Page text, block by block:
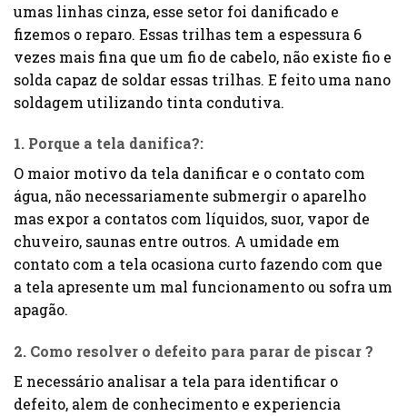
umas linhas cinza, esse setor foi danificado e
fizemos o reparo. Essas trilhas tem a espessura 6
vezes mais fina que um fio de cabelo, não existe fio e
solda capaz de soldar essas trilhas. E feito uma nano
soldagem utilizando tinta condutiva.
1. Porque a tela danifica?:
O maior motivo da tela danificar e o contato com
água, não necessariamente submergir o aparelho
mas expor a contatos com líquidos, suor, vapor de
chuveiro, saunas entre outros. A umidade em
contato com a tela ocasiona curto fazendo com que
a tela apresente um mal funcionamento ou sofra um
apagão.
2. Como resolver o defeito para parar de piscar ?
E necessário analisar a tela para identificar o
defeito, alem de conhecimento e experiencia